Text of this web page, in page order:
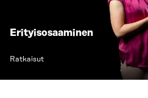
Erityisosaaminen
Ratkaisut